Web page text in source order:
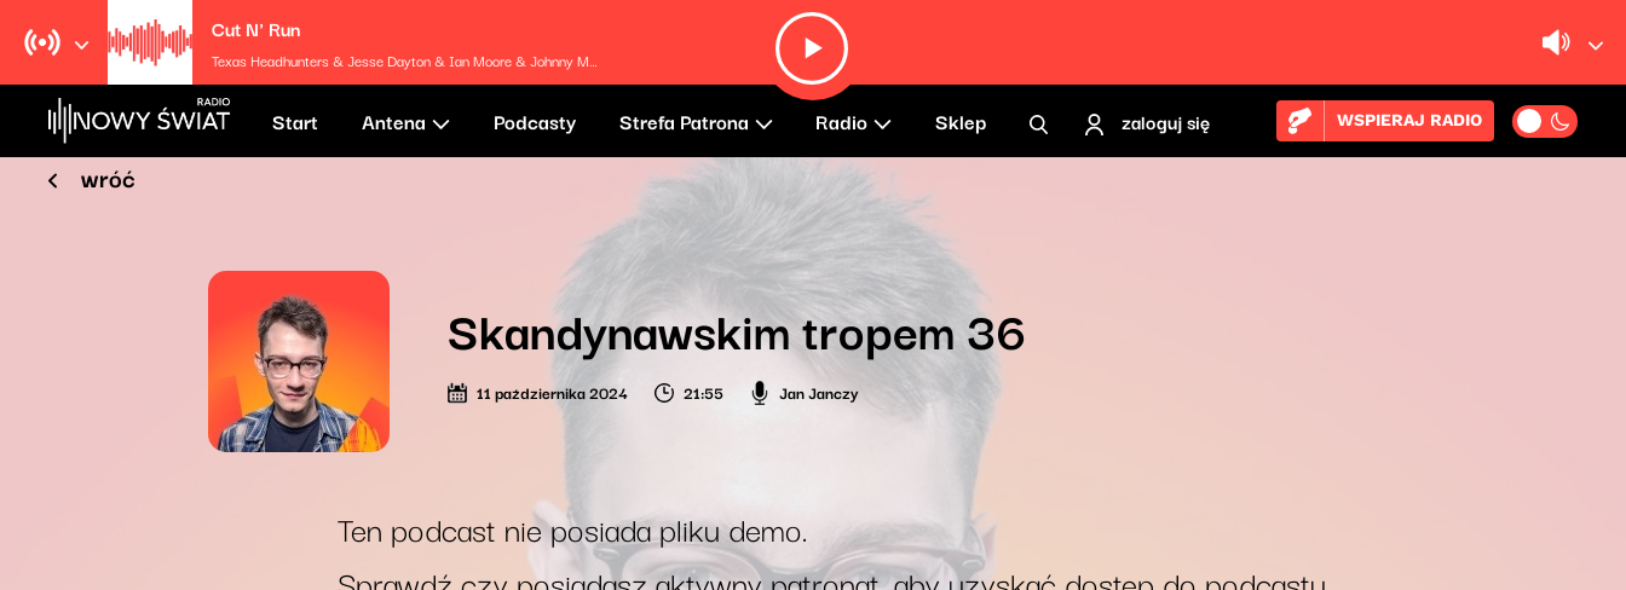
Cut N' Run
Texas Headhunters & Jesse Dayton & Ian Moore & Johnny Moeller
Start Antena Podcasty Strefa Patrona Radio Sklep zaloguj się WSPIERAJ RADIO
wróć
Skandynawskim tropem 36
11 października 2024 21:55 Jan Janczy
Ten podcast nie posiada pliku demo.